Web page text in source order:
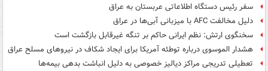
سفر رئیس دستگاه اطلاعاتی عربستان به عراق
دلیل مخالفت AFC با میزبانی آبی‌ها در عراق
سخنگوی ارتش: نظم ایرانی حاکم بر تنگه غیرقابل بازگشت است
هشدار الموسوی درباره توطئه آمریکا برای ایجاد شکاف در نیروهای مسلح عراق
تعطیلی تدریجی مراکز دیالیز خصوصی به دلیل انباشت بدهی بیمه‌ها